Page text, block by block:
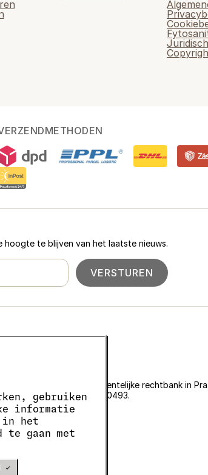
gebruiken
informatie
in het
te gaan met
✓
te blijven van het laatste nieuws.
VERSTUREN
van de gemeentelijke rechtbank in
onder nummer EKF00180493.
0636.
is CZ05663687.